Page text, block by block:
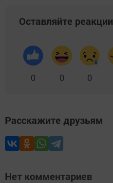
Оставляйте реакции
0 0 0
Расскажите друзьям
Нет комментариев